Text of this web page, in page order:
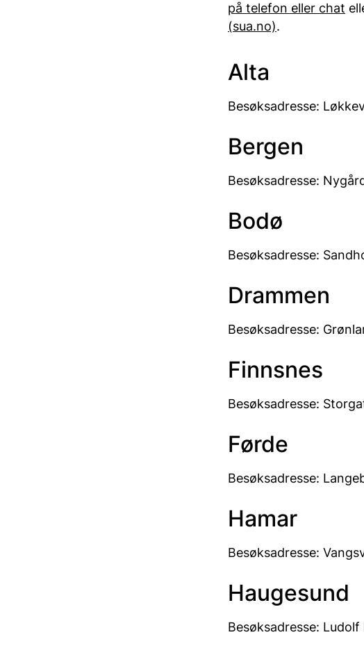
på telefon eller chat
(sua.no).
Alta
Besøksadresse:
Bergen
Besøksadresse:
Bodø
Besøksadresse:
Drammen
Besøksadresse:
Finnsnes
Besøksadresse:
Førde
Besøksadresse:
Hamar
Besøksadresse:
Haugesund
Besøksadresse: